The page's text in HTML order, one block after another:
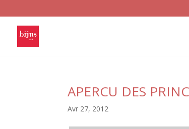
APERCU DES
Avr 27, 2012